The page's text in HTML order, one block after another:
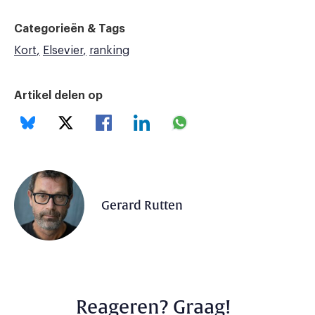
Categorieën & Tags
Kort
Elsevier ranking
Artikel delen op
Gerard Rutten
Reageren? Graag!